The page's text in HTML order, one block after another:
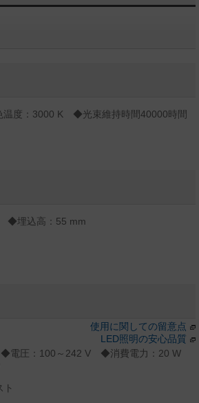
度：3000 K ◆光束維持時間40000時間
◆埋込高：55 mm
使用に関しての留意点
LED照明の安心品質
電圧：100～242 V ◆消費電力：20 W